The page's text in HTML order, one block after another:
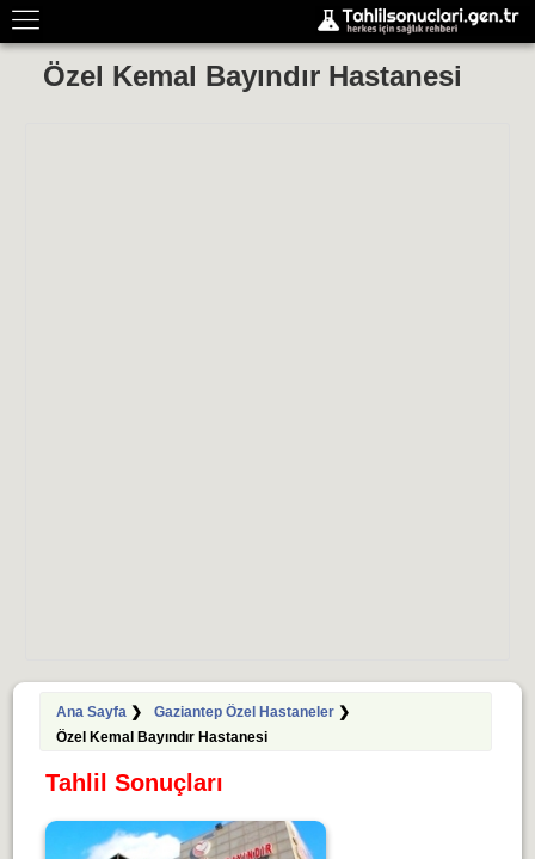
Özel Kemal Bayındır Hastanesi
Ana Sayfa❯ Gaziantep Özel Hastaneler❯
Özel Kemal Bayındır Hastanesi
Tahlil Sonuçları